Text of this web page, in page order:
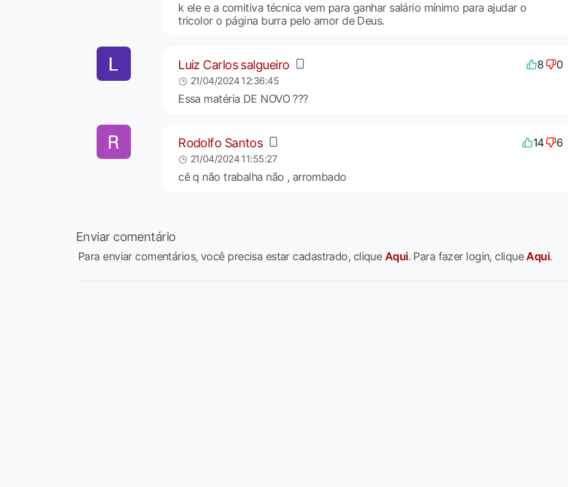
k ele e a comitiva técnica vem para ganhar salário mínimo para ajudar o
tricolor o página burra pelo amor de Deus.
Luiz Carlos salgueiro 8 0
21/04/2024 12:36:45
Essa matéria DE NOVO ???
Rodolfo Santos 14 6
21/04/2024 11:55:27
cê q não trabalha não , arrombado
Enviar comentário
Para enviar comentários, você precisa estar cadastrado, clique Aqui. Para fazer login, cliqueAqui.